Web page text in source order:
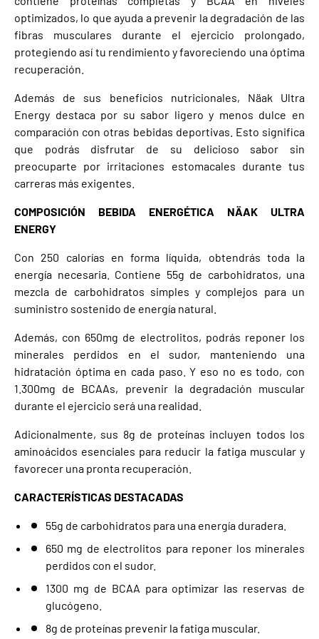
optimizados, lo que ayuda a prevenir la degradación de las
fibras musculares durante el ejercicio prolongado,
protegiendo así tu rendimiento y favoreciendo una óptima
recuperación.
Además de sus beneficios nutricionales, Näak Ultra
Energy destaca por su sabor ligero y menos dulce en
comparación con otras bebidas deportivas. Esto significa
que podrás disfrutar de su delicioso sabor sin
preocuparte por irritaciones estomacales durante tus
carreras más exigentes.
COMPOSICIÓN BEBIDA ENERGÉTICA NÄAK ULTRA
ENERGY
Con 250 calorías en forma líquida, obtendrás toda la
energía necesaria. Contiene 55g de carbohidratos, una
mezcla de carbohidratos simples y complejos para un
suministro sostenido de energía natural.
Además, con 650mg de electrolitos, podrás reponer los
minerales perdidos en el sudor, manteniendo una
hidratación óptima en cada paso. Y eso no es todo, con
1.300mg de BCAAs, prevenir la degradación muscular
durante el ejercicio será una realidad.
Adicionalmente, sus 8g de proteínas incluyen todos los
aminoácidos esenciales para reducir la fatiga muscular y
favorecer una pronta recuperación.
CARACTERÍSTICAS DESTACADAS
55g de carbohidratos para una energía duradera.
650 mg de electrolitos para reponer los minerales
perdidos con el sudor.
1300 mg de BCAA para optimizar las reservas de
glucógeno.
8g de proteínas prevenir la fatiga muscular.